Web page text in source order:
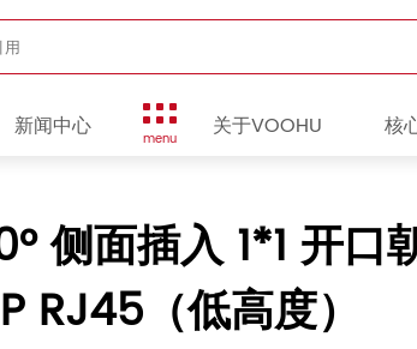
新闻中心 menu 关于VOOHU 核
侧面插入 1*1 开
RJ45（低高度）